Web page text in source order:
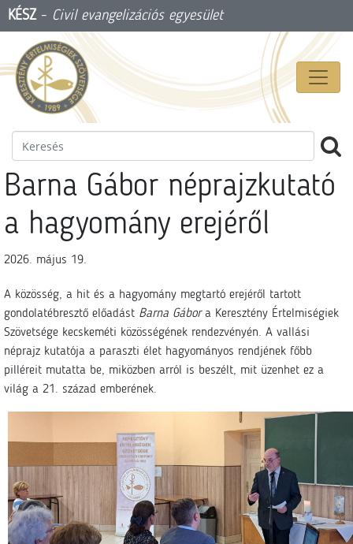
KÉSZ- Civil evangelizációs egyesület
Barna Gábor néprajzkutató
a hagyomány erejéről
2026. május 19.
A közösség, a hit és a hagyomány megtartó erejéről tartott
gondolatébresztő előadást Barna Gábora Keresztény Értelmiségiek
Szövetsége kecskeméti közösségének rendezvényén. A vallási
néprajz kutatója a paraszti élet hagyományos rendjének főbb
pilléreit mutatta be, miközben arról is beszélt, mit üzenhet ez a
világ a 21. század emberének.